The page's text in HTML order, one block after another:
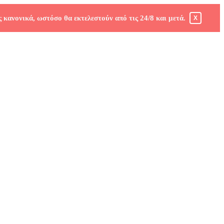
ωστόσο θα εκτελεστούν από τις 24/8 και μετά. X